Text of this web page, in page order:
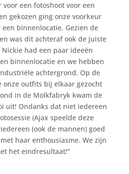
voor een fotoshoot voor een
gekozen ging onze voorkeur
binnenlocatie. Gezien de
was dit achteraf ook de juiste
Nickie had een paar ideeën
binnenlocatie en we hebben
achtergrond. Op de
onze outfits bij elkaar gezocht
in de Molkfabryk kwam de
uit! Ondanks dat niet iedereen
(Ajax speelde deze
(ook de mannen) goed
haar enthousiasme. We zijn
het eindresultaat!”